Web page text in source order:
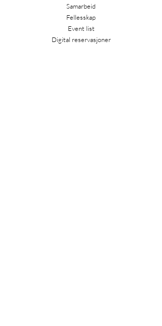
Samarbeid
Fellesskap
Event list
Digital reservasjoner